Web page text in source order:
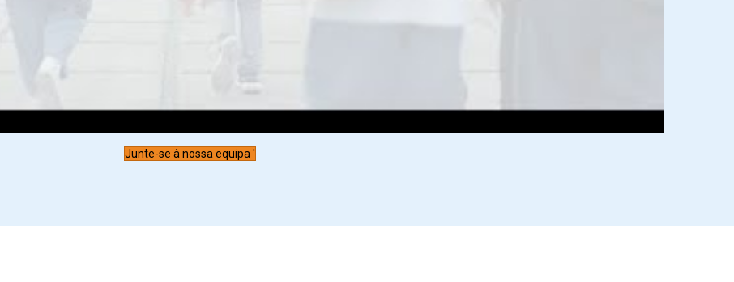
Junte-se à nossa equipa '